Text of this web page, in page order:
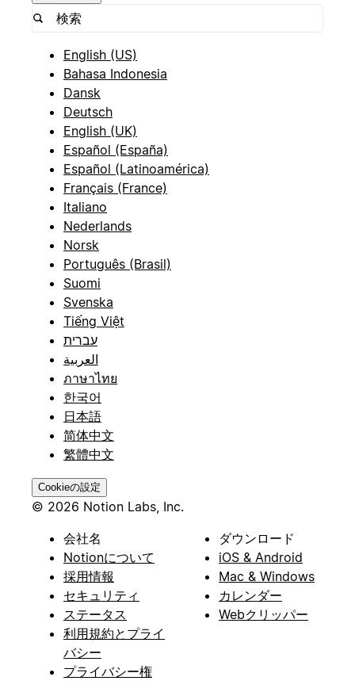
English (US)
Bahasa Indonesia
Dansk
Deutsch
English (UK)
Español (España)
Español (Latinoamérica)
Français (France)
Italiano
Nederlands
Norsk
Português (Brasil)
Suomi
Svenska
Tiếng Việt
עברית
العربية
ภาษาไทย
한국어
日本語
简体中文
繁體中文
Cookieの設定
© 2026 Notion Labs, Inc.
会社名
Notionについて
採用情報
セキュリティ
ステータス
利用規約とプライ
バシー
プライバシー権
ダウンロード
iOS & Android
Mac & Windows
カレンダー
Webクリッパー